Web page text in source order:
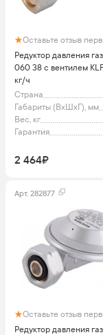
Оставьте отзыв
Редуктор давления
060 38 с вентилем
кг/ч
Страна
Габариты (ВхШхГ), мм
Вес, кг
Гарантия
2 464₽
Арт. 282877
Оставьте отзыв
Редуктор давления